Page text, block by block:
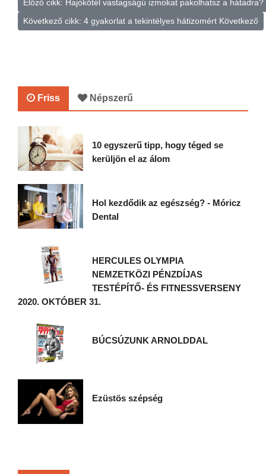
Előző cikk: Hajókötél vastagságú izmokat pakolhatsz a hátadra?
Következő cikk: 4 gyakorlat a tekintélyes hátizomért Következő
Friss Népszerű
10 egyszerű tipp, hogy téged se
kerüljön el az álom
Hol kezdődik az egészség? - Móricz
Dental
HERCULES OLYMPIA
NEMZETKÖZI PÉNZDÍJAS
TESTÉPÍTŐ- ÉS FITNESSVERSENY
2020. OKTÓBER 31.
BÚCSÚZUNK ARNOLDDAL
Ezüstös szépség